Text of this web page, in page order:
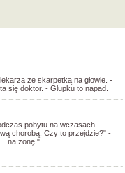
ze skarpetką na głowie. -
się doktor. - Głupku to napad.
pobytu na wczasach
chorobą. Czy to przejdzie?" -
na żonę."